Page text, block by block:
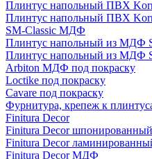
Плинтус напольный ПВХ
Плинтус напольный ПВХ
SM-Classic МДФ
Плинтус напольный из МДФ
Плинтус напольный из МДФ
Arbiton МДФ под покраску
Loctike под покраску
Cavare под покраску
Фурнитура, крепеж к
Finitura Decor
Finitura Decor шпонированный
Finitura Decor
Finitura Decor МДФ